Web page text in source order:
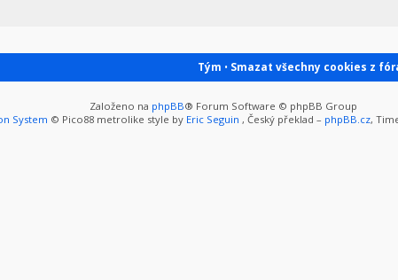
Tým • Smazat všechny cookies z
Založeno na phpBB® Forum Software © phpBB Group
System © Pico88 metrolike style by Eric Seguin , Český překlad – phpBB.cz,